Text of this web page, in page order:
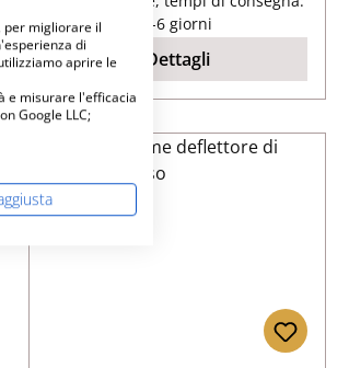
4-6 giorni
Dettagli
per migliorare il
di
aprire le
e misurare l'efficacia
Google LLC;